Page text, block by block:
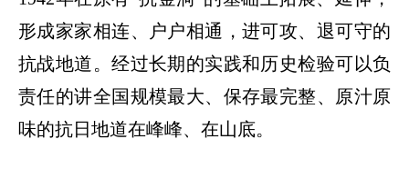
形成家家相连、户户相通，进可攻、退可守的
抗战地道。经过长期的实践和历史检验可以负
责任的讲全国规模最大、保存最完整、原汁原
味的抗日地道在峰峰、在山底。